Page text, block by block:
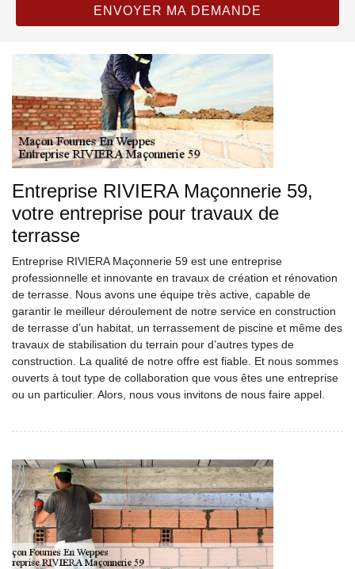
Entreprise RIVIERA Maçonnerie 59,
votre entreprise pour travaux de
terrasse
Entreprise RIVIERA Maçonnerie 59 est une entreprise
professionnelle et innovante en travaux de création et rénovation
de terrasse. Nous avons une équipe très active, capable de
garantir le meilleur déroulement de notre service en construction
de terrasse d’un habitat, un terrassement de piscine et même des
travaux de stabilisation du terrain pour d’autres types de
construction. La qualité de notre offre est fiable. Et nous sommes
ouverts à tout type de collaboration que vous êtes une entreprise
ou un particulier. Alors, nous vous invitons de nous faire appel.